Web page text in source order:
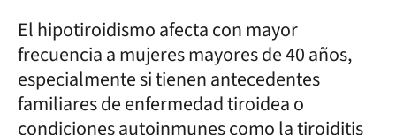
El hipotiroidismo afecta con mayor
frecuencia a mujeres mayores de 40 años,
especialmente si tienen antecedentes
familiares de enfermedad tiroidea o
condiciones autoinmunes como la tiroiditis